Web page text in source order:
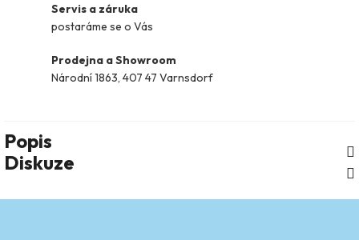
Servis a záruka
postaráme se o Vás
Prodejna a Showroom
Národní 1863, 407 47 Varnsdorf
Popis
Diskuze